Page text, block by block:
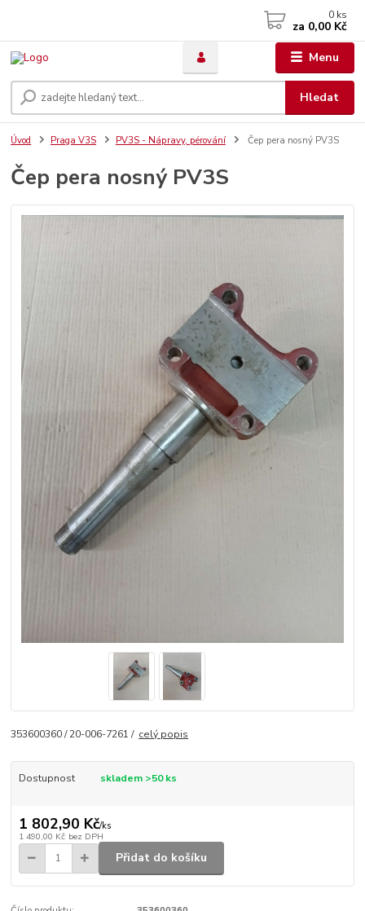
Menu
Hledat
0 ks
za 0,00 Kč
Úvod Praga V3S PV3S - Nápravy, pérování Čep pera nosný PV3S
Čep pera nosný PV3S
353600360 / 20-006-7261 / celý popis
Dostupnost skladem >50 ks
1 802,90 Kč/ks
1 490,00 Kč bez DPH
Přidat do košíku